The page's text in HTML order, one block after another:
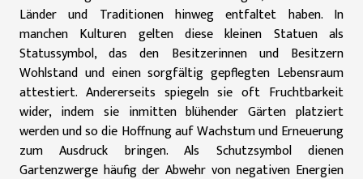
Länder und Traditionen hinweg entfaltet haben. In
manchen Kulturen gelten diese kleinen Statuen als
Statussymbol, das den Besitzerinnen und Besitzern
Wohlstand und einen sorgfältig gepflegten Lebensraum
attestiert. Andererseits spiegeln sie oft Fruchtbarkeit
wider, indem sie inmitten blühender Gärten platziert
werden und so die Hoffnung auf Wachstum und Erneuerung
zum Ausdruck bringen. Als Schutzsymbol dienen
Gartenzwerge häufig der Abwehr von negativen Energien